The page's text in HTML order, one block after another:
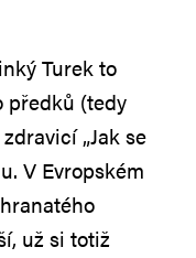
Turek to
předků (tedy
„Jak se
V Evropském
už si totiž